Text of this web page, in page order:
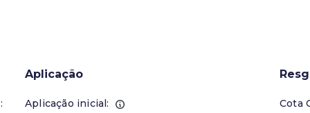
Aplicação
Aplicação inicial: Cota